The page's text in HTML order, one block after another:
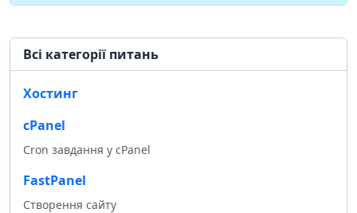
Всі категорії питань
Хостинг
cPanel
Cron завдання у cPanel
FastPanel
Створення сайту